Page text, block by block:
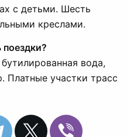
с детьми. Шесть
креслами.
вода,
Платные участки трасс